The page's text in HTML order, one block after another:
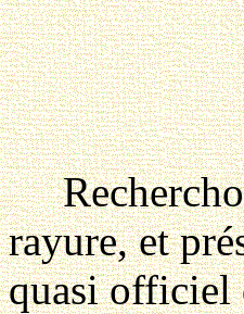
rayure, et
quasi officiel